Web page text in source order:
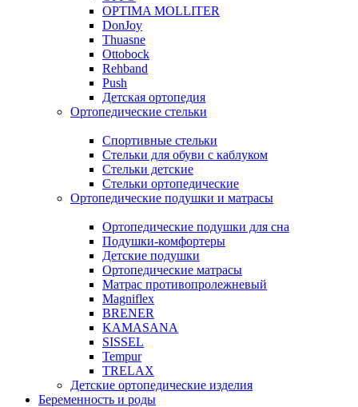
OPTIMA MOLLITER
DonJoy
Thuasne
Ottobock
Rehband
Push
Детская ортопедия
Ортопедические стельки
Спортивные стельки
Стельки для обуви с каблуком
Стельки детские
Стельки ортопедические
Ортопедические подушки и матрасы
Ортопедические подушки для сна
Подушки-комфортеры
Детские подушки
Ортопедические матрасы
Матрас противопролежневый
Magniflex
BRENER
KAMASANA
SISSEL
Tempur
TRELAX
Детские ортопедические изделия
Беременность и роды